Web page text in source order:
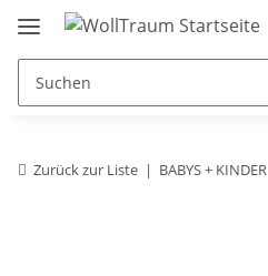
Zurück zur Liste BABYS + KINDER